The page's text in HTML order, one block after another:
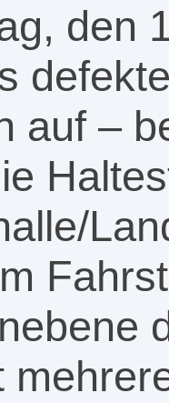
den
auf –